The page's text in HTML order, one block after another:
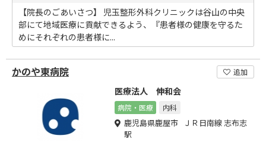
【院長のごあいさつ】 児玉整形外科クリニックは谷山の中央
部にて地域医療に貢献できるよう、『患者様の健康を守るた
めにそれぞれの患者様に...
かのや東病院 追加
医療法人 伸和会
病院・医療 内科
鹿児島県鹿屋市 ＪＲ日南線 志布志
駅